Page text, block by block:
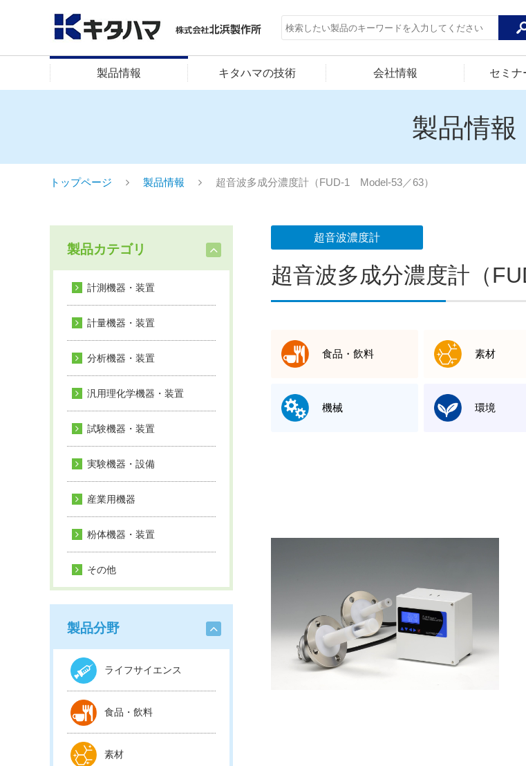
製品情報 キタハマの技術 会社情報 セミナ
製品情報
トップページ 製品情報 超音波多成分濃度計（FUD-1 Model-53／63）
製品カテゴリ
計測機器・装置
計量機器・装置
分析機器・装置
汎用理化学機器・装置
試験機器・装置
実験機器・設備
産業用機器
粉体機器・装置
その他
製品分野
ライフサイエンス
食品・飲料
素材
超音波濃度計
超音波多成分濃度計（
食品・飲料 素材
機械 環境